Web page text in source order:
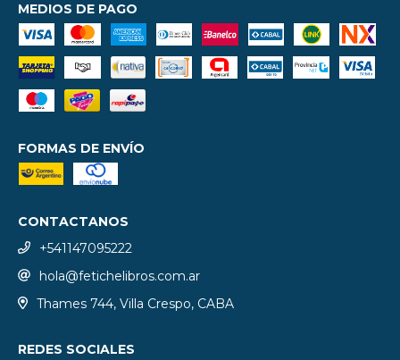
MEDIOS DE PAGO
FORMAS DE ENVÍO
CONTACTANOS
+541147095222
hola@fetichelibros.com.ar
Thames 744, Villa Crespo, CABA
REDES SOCIALES